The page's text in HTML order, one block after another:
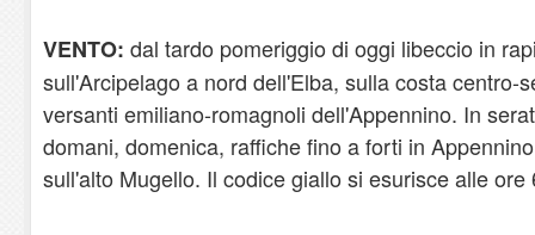
VENTO: dal tardo pomeriggio di oggi libeccio in
sull'Arcipelago a nord dell'Elba, sulla costa centro-
versanti emiliano-romagnoli dell'Appennino. In
domani, domenica, raffiche fino a forti in
sull'alto Mugello. Il codice giallo si esurisce alle ore